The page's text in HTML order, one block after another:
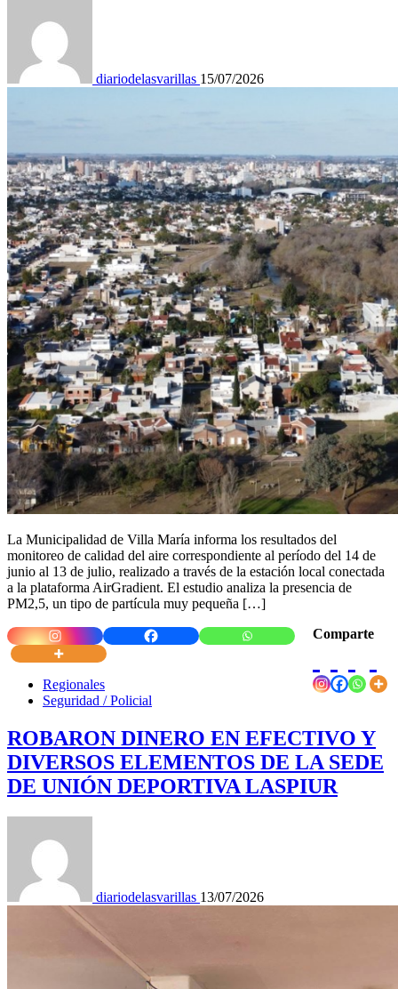
diariodelasvarillas 15/07/2026
La Municipalidad de Villa María informa los resultados del
monitoreo de calidad del aire correspondiente al período del 14 de
junio al 13 de julio, realizado a través de la estación local conectada
a la plataforma AirGradient. El estudio analiza la presencia de
PM2,5, un tipo de partícula muy pequeña […]
Comparte
Regionales
Seguridad / Policial
ROBARON DINERO EN EFECTIVO Y
DIVERSOS ELEMENTOS DE LA SEDE
DE UNIÓN DEPORTIVA LASPIUR
diariodelasvarillas 13/07/2026